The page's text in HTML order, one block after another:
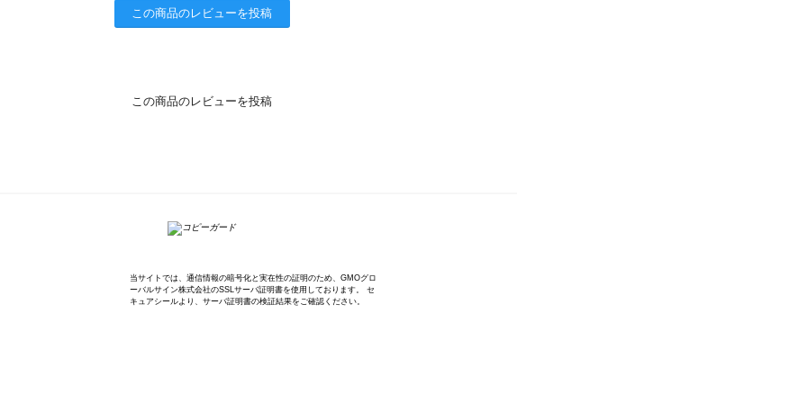
この商品のレビューを投稿
この商品のレビューを投稿
当サイトでは、通信情報の暗号化と実在性の証明のため、GMOグロ
ーバルサイン株式会社のSSLサーバ証明書を使用しております。 セ
キュアシールより、サーバ証明書の検証結果をご確認ください。